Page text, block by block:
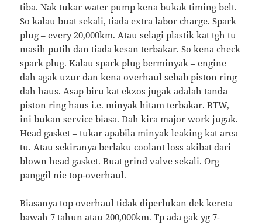
tiba. Nak tukar water pump kena bukak timing belt.
So kalau buat sekali, tiada extra labor charge. Spark
plug – every 20,000km. Atau selagi plastik kat tgh tu
masih putih dan tiada kesan terbakar. So kena check
spark plug. Kalau spark plug berminyak – engine
dah agak uzur dan kena overhaul sebab piston ring
dah haus. Asap biru kat ekzos jugak adalah tanda
piston ring haus i.e. minyak hitam terbakar. BTW,
ini bukan service biasa. Dah kira major work jugak.
Head gasket – tukar apabila minyak leaking kat area
tu. Atau sekiranya berlaku coolant loss akibat dari
blown head gasket. Buat grind valve sekali. Org
panggil nie top-overhaul.
Biasanya top overhaul tidak diperlukan dek kereta
bawah 7 tahun atau 200,000km. Tp ada gak yg 7-